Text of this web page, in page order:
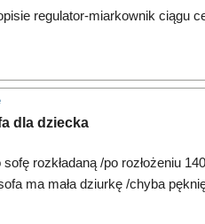
regulator-miarkownik ciągu
dla dziecka
rozkładaną /po rozłożeniu
ma mała dziurkę /chyba